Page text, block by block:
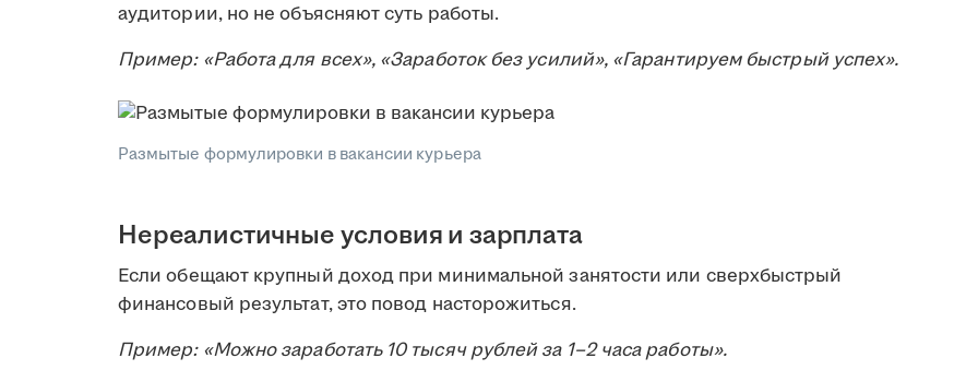
аудитории, но не объясняют суть работы.
Пример: «Работа для всех», «Заработок без усилий», «Гарантируем быстрый успех».
Размытые формулировки в вакансии курьера
Нереалистичные условия и зарплата
Если обещают крупный доход при минимальной занятости или сверхбыстрый
финансовый результат, это повод насторожиться.
Пример: «Можно заработать 10 тысяч рублей за 1–2 часа работы».